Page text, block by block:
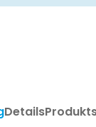
Details